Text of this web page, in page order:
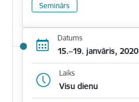
Seminārs
Datums
15.–19. janvāris, 2020
Laiks
Visu dienu